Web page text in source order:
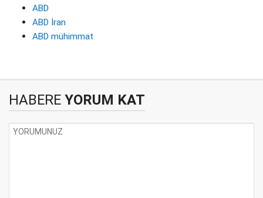
ABD
ABD İran
ABD mühimmat
HABERE YORUM KAT